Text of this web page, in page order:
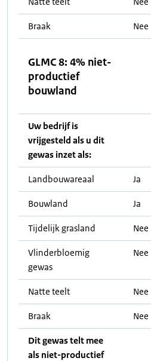
Braak Nee
GLMC 8: 4% niet-
productief
bouwland
Uw bedrijf is
vrijgesteld als u dit
gewas inzet als:
Landbouwareaal Ja
Bouwland Ja
Tijdelijk grasland Nee
Vlinderbloemig
gewas
Nee
Natte teelt Nee
Braak Nee
Dit gewas telt mee
als niet-productief